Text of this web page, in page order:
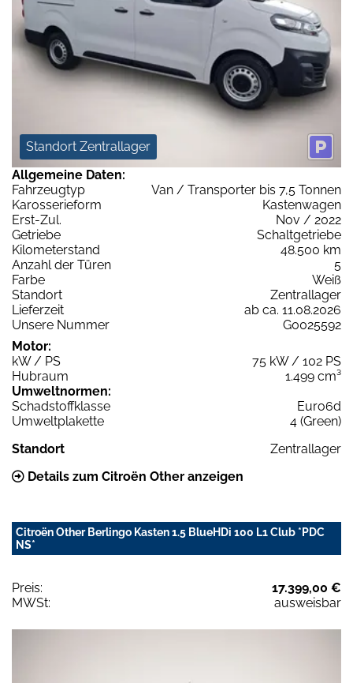
Standort Zentrallager
Allgemeine Daten:
Fahrzeugtyp
Van / Transporter bis 7,5 Tonnen
Karosserieform
Kastenwagen
Erst-Zul.
Nov / 2022
Getriebe
Schaltgetriebe
Kilometerstand
48.500 km
Anzahl der Türen
5
Farbe
Weiß
Standort
Zentrallager
Lieferzeit
ab ca. 11.08.2026
Unsere Nummer
G0025592
Motor:
kW / PS
75 kW / 102 PS
Hubraum
1.499 cm³
Umweltnormen:
Schadstoffklasse
Euro6d
Umweltplakette
4 (Green)
Standort
Zentrallager
Details zum Citroën Other anzeigen
Citroën Other Berlingo Kasten 1.5 BlueHDi 100 L1 Club *PDC
NS*
Preis:
17.399,00 €
MWSt:
ausweisbar